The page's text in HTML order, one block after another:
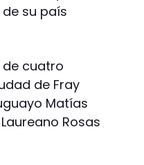
su país
cuatro
de Fray
Matías
Rosas